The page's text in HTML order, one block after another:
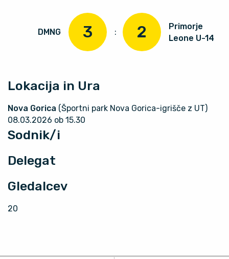
DMNG 3 : 2
Primorje
Leone U-14
Lokacija in Ura
Nova Gorica (Športni park Nova Gorica-igrišče z UT)
08.03.2026 ob 15.30
Sodnik/i
Delegat
Gledalcev
20